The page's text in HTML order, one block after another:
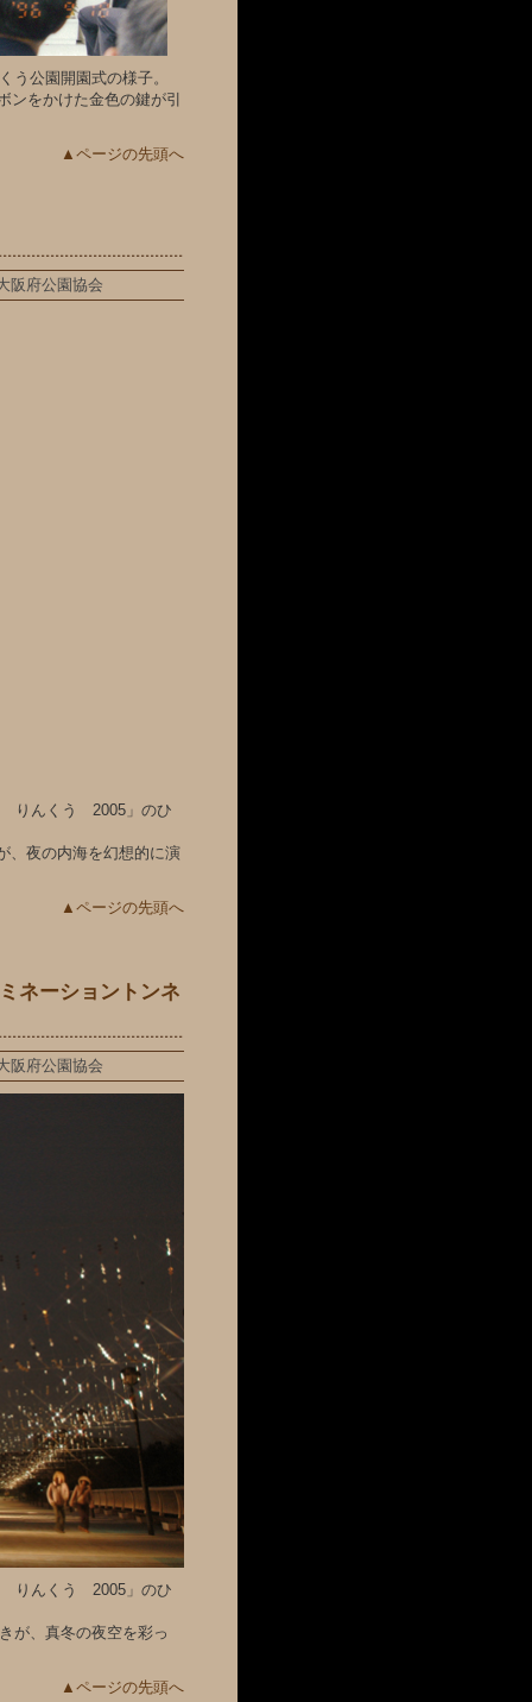
う公園開園式の様子。
をかけた金色の鍵が引
▲ページの先頭へ
府公園協会
りんくう 2005」のひ
、夜の内海を幻想的に演
▲ページの先頭へ
ーショントンネ
府公園協会
りんくう 2005」のひ
が、真冬の夜空を彩っ
▲ページの先頭へ